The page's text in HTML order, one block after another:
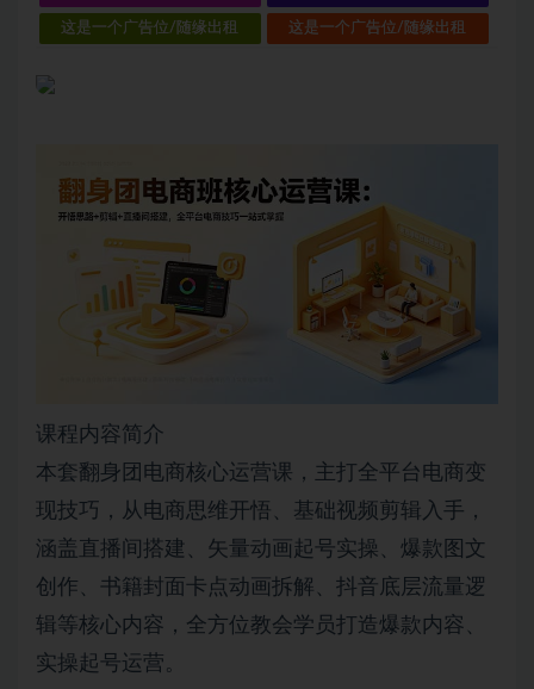
这是一个广告位/随缘出租 这是一个广告位/随缘出租
课程内容简介
本套翻身团电商核心运营课，主打全平台电商变
现技巧，从电商思维开悟、基础视频剪辑入手，
涵盖直播间搭建、矢量动画起号实操、爆款图文
创作、书籍封面卡点动画拆解、抖音底层流量逻
辑等核心内容，全方位教会学员打造爆款内容、
实操起号运营。